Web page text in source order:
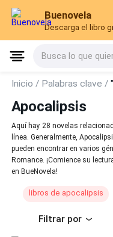
Buenovela
Descarga el libro
Busca lo que
Inicio / Palabras clave /
Apocalipsis
Aquí hay 28 novelas
línea. Generalmente,
pueden encontrar en varios
Romance. ¡Comience su
en BueNovela!
libros de apocalipsis
Filtrar por